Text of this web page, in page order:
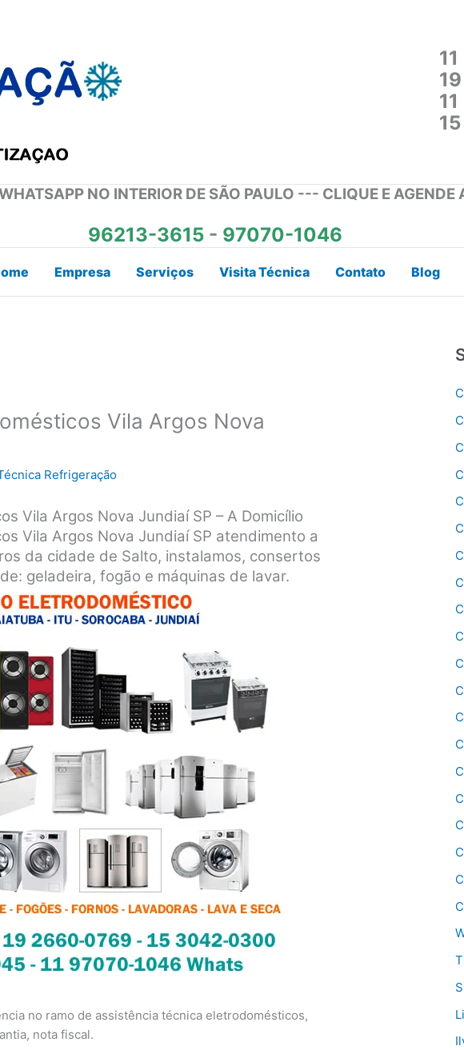
NO INTERIOR DE SÃO PAULO --- CLIQUE E AGENDE
96213-3615 - 97070-1046
Empresa Serviços Visita Técnica Contato Blog
Vila Argos Nova
Refrigeração
Vila Argos Nova Jundiaí SP – A Domicílio
Vila Argos Nova Jundiaí SP atendimento a
da cidade de Salto, instalamos, consertos
geladeira, fogão e máquinas de lavar.
no ramo de assistência técnica eletrodomésticos,
nota fiscal.